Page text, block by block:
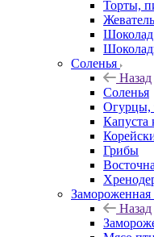
Торты,
Шоколад
Соленья
Назад
Соленья
Огурцы,
Капуста
Грибы
Назад